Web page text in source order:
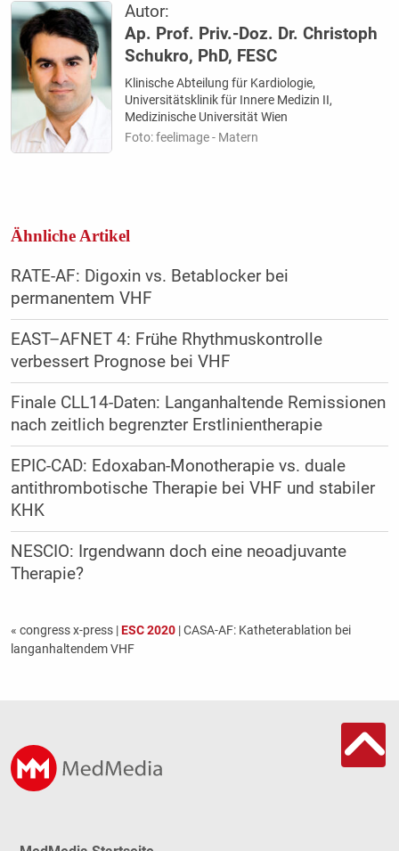
Autor:
Ap. Prof. Priv.-Doz. Dr. Christoph
Schukro, PhD, FESC
Klinische Abteilung für Kardiologie,
Universitätsklinik für Innere Medizin II,
Medizinische Universität Wien
Foto: feelimage - Matern
Ähnliche Artikel
RATE-AF: Digoxin vs. Betablocker bei
permanentem VHF
EAST–AFNET 4: Frühe Rhythmuskontrolle
verbessert Prognose bei VHF
Finale CLL14-Daten: Langanhaltende Remissionen
nach zeitlich begrenzter Erstlinientherapie
EPIC-CAD: Edoxaban-Monotherapie vs. duale
antithrombotische Therapie bei VHF und stabiler
KHK
NESCIO: Irgendwann doch eine neoadjuvante
Therapie?
« congress x-press |ESC 2020| CASA-AF: Katheterablation bei
langanhaltendem VHF